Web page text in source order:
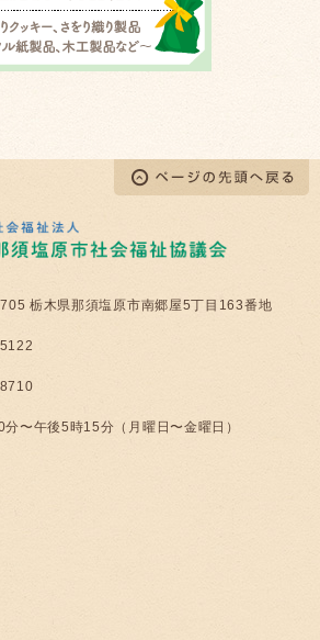
栃木県那須塩原市南郷屋5丁目163番地
〜午後5時15分（月曜日〜金曜日）